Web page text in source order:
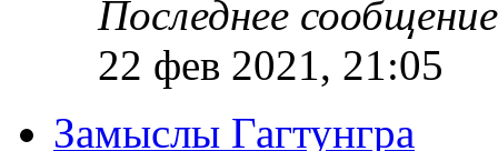
Последнее
22 фев 2021, 21:05
Замыслы Гагтунгра